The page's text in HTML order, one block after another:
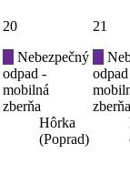
20
Nebezpečný
odpad -
mobilná
zberňa
Hôrka
(Poprad)
21
zberňa